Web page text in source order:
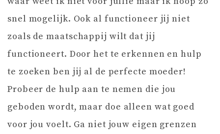
snel mogelijk. Ook al functioneer jij niet
zoals de maatschappij wilt dat jij
functioneert. Door het te erkennen en hulp
te zoeken ben jij al de perfecte moeder!
Probeer de hulp aan te nemen die jou
geboden wordt, maar doe alleen wat goed
voor jou voelt. Ga niet jouw eigen grenzen